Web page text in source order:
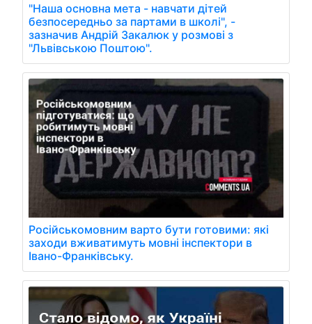
"Наша основна мета - навчати дітей
безпосередньо за партами в школі", -
зазначив Андрій Закалюк у розмові з
"Львівською Поштою".
Російськомовним варто бути готовими: які
заходи вживатимуть мовні інспектори в
Івано-Франківську.